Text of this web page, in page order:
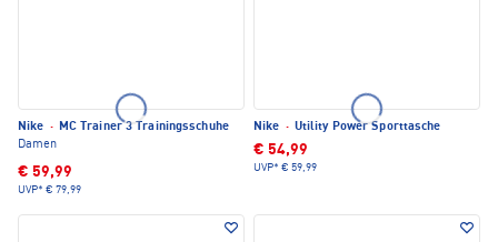
Nike · MC Trainer 3 Trainingsschuhe
Damen
€ 59,99
UVP* € 79,99
Nike · Utility Power Sporttasche
€ 54,99
UVP* € 59,99